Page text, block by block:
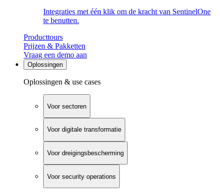
Integraties met één klik om de kracht van SentinelOne
te benutten.
Producttours
Prijzen & Pakketten
Vraag een demo aan
Oplossingen
Oplossingen & use cases
Voor sectoren
Voor digitale transformatie
Voor dreigingsbescherming
Voor security operations